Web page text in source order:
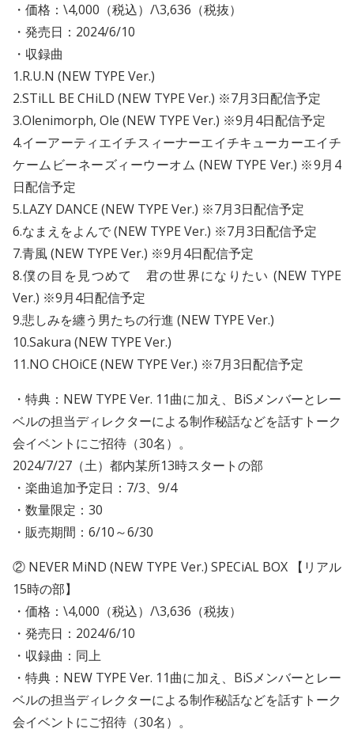
・価格：\4,000（税込）/\3,636（税抜）
・発売日：2024/6/10
・収録曲
1.R.U.N (NEW TYPE Ver.)
2.STiLL BE CHiLD (NEW TYPE Ver.) ※7月3日配信予定
3.Olenimorph, Ole (NEW TYPE Ver.) ※9月4日配信予定
4.イーアーティエイチスィーナーエイチキューカーエイチ
ケームビーネーズィーウーオム (NEW TYPE Ver.) ※9月4
日配信予定
5.LAZY DANCE (NEW TYPE Ver.) ※7月3日配信予定
6.なまえをよんで (NEW TYPE Ver.) ※7月3日配信予定
7.青風 (NEW TYPE Ver.) ※9月4日配信予定
8.僕の目を見つめて 君の世界になりたい (NEW TYPE
Ver.) ※9月4日配信予定
9.悲しみを纏う男たちの行進 (NEW TYPE Ver.)
10.Sakura (NEW TYPE Ver.)
11.NO CHOiCE (NEW TYPE Ver.) ※7月3日配信予定
・特典：NEW TYPE Ver. 11曲に加え、BiSメンバーとレー
ベルの担当ディレクターによる制作秘話などを話すトーク
会イベントにご招待（30名）。
2024/7/27（土）都内某所13時スタートの部
・楽曲追加予定日：7/3、9/4
・数量限定：30
・販売期間：6/10～6/30
② NEVER MiND (NEW TYPE Ver.) SPECiAL BOX 【リアル
15時の部】
・価格：\4,000（税込）/\3,636（税抜）
・発売日：2024/6/10
・収録曲：同上
・特典：NEW TYPE Ver. 11曲に加え、BiSメンバーとレー
ベルの担当ディレクターによる制作秘話などを話すトーク
会イベントにご招待（30名）。